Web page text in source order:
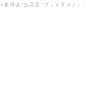
#食事会#披露宴#ブライダルフェア